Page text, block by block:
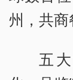
州，共商
五